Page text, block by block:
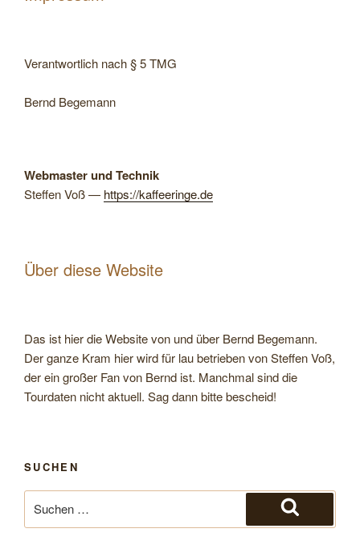
Ver­ant­wort­lich nach § 5 TMG
Bernd Bege­mann
Web­mas­ter und Technik
Stef­fen Voß — https://kaf​fee​ringe​.de
Über diese Website
Das ist hier die Website von und über Bernd Begemann.
Der ganze Kram hier wird für lau betrieben von Steffen Voß,
der ein großer Fan von Bernd ist. Manchmal sind die
Tourdaten nicht aktuell. Sag dann bitte bescheid!
SUCHEN
nach:
Suchen